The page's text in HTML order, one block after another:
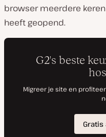
browser meerdere
heeft geopend.